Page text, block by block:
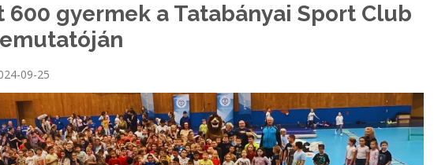
600 gyermek a Tatabányai Sport Club
09-25